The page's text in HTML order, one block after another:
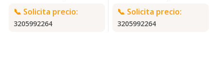
📞 Solicita precio:
3205992264
📞 Solicita precio:
3205992264